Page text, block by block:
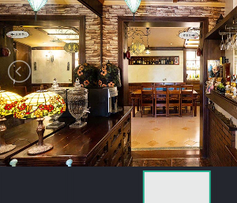
台
灣
訂
房
直
接
跟